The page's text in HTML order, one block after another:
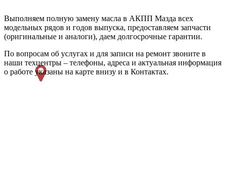
Выполняем полную замену масла в АКПП Мазда всех
модельных рядов и годов выпуска, предоставляем запчасти
(оригинальные и аналоги), даем долгосрочные гарантии.
По вопросам об услугах и для записи на ремонт звоните в
наши техцентры – телефоны, адреса и актуальная информация
о работе указаны на карте внизу и в Контактах.